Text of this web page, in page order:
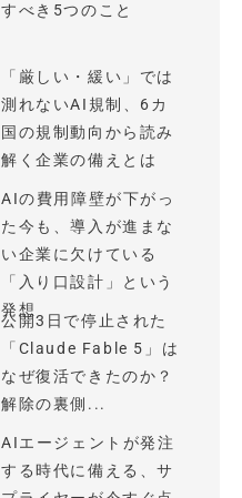
すべき5つのこと
「厳しい・緩い」では
測れないAI規制、6カ
国の規制動向から読み
解く企業の備えとは
AIの費用障壁が下がっ
た今も、導入が進まな
い企業に欠けている
「入り口設計」という
発想
公開3日で停止された
「Claude Fable 5」は
なぜ復活できたのか？
解除の裏側...
AIエージェントが発注
する時代に備える、サ